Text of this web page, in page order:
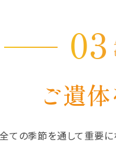
03
ご遺
ての季節を通して重要に